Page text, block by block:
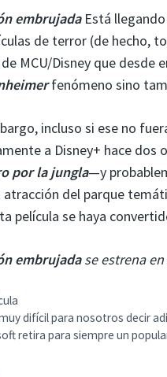
embrujadaEstá llegando
de terror (de hecho,
MCU/Disney que desde
fenómeno sino
incluso si ese no
a Disney+ hace dos
por la jungla—y
atracción del parque
película se haya
embrujadase estrena en
difícil para nosotros decir
retira para siempre un